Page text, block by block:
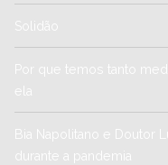
Por que temos tanto
ela
Bia Napolitano e Doutor
durante a pandemia